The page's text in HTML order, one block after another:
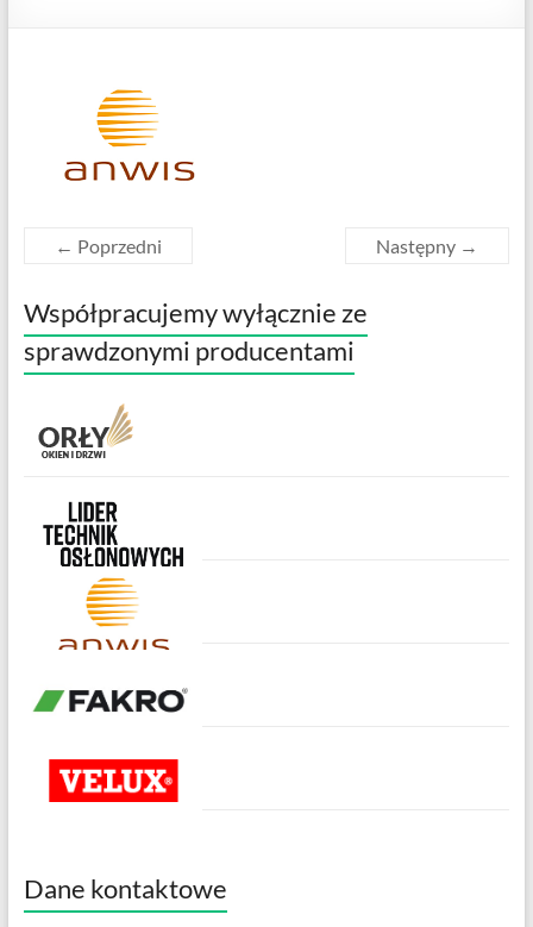
← Poprzedni Następny →
Współpracujemy wyłącznie ze
sprawdzonymi producentami
Dane kontaktowe